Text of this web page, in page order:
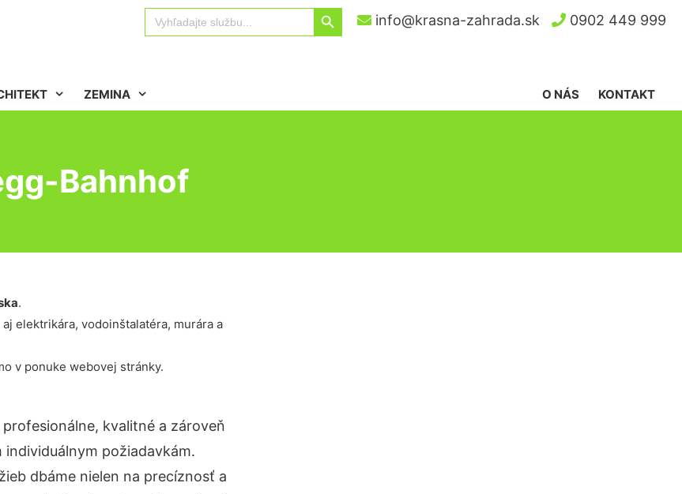
Search
for:
Search Button
info@krasna-zahrada.sk 0902 449 999
ZEMINA KONTAKT
O NÁS
Bahnhof
.
elektrikára, vodoinštalatéra, murára a
v ponuke webovej stránky.
profesionálne, kvalitné a zároveň
požiadavkám.
dbáme nielen na precíznosť a